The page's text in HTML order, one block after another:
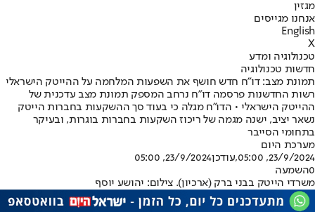
מגזין
אנחנו מגייסים
English
X
טכנולוגיה ומדע
חדשות טכנולוגיה
תמונת מצב: דו"ח חדש חושף את השפעות המלחמה על ההייטק הישראלי
רשות החדשנות פרסמה דו"ח נרחב המספק תמונת מצב עדכנית של
ההייטק הישראלי • הדו"ח מגלה כי בעוד סך ההשקעות בחברות הייטק
נשאר יציב, ישנה מגמה של ריכוז השקעות בחברות בוגרות, ובעיקר
בתחומי הסייבר
מערכת היום
23/9/2024, 05:00
,עודכן23/9/2024, 05:00
0השמעה
משרדי הייטק בבני ברק (ארכיון). צילום: יהושע יוסף